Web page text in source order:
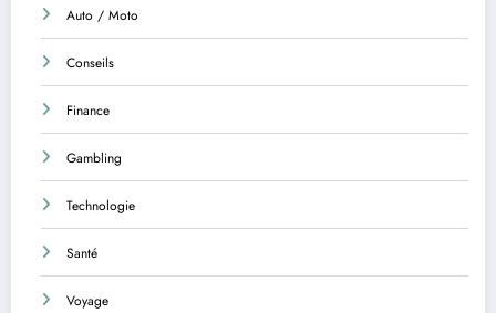
Auto / Moto
Conseils
Finance
Gambling
Technologie
Santé
Voyage